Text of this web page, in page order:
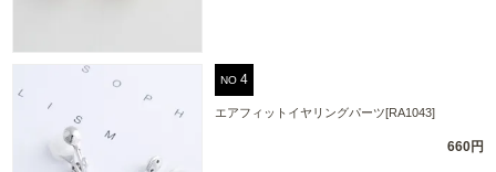
NO
エアフィットイヤリングパーツ[RA1043]
660円